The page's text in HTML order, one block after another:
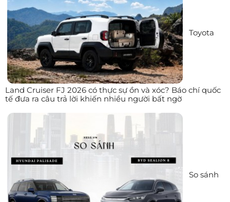
Toyota
Land Cruiser FJ 2026 có thực sự ồn và xóc? Báo chí quốc
tế đưa ra câu trả lời khiến nhiều người bất ngờ
So sánh